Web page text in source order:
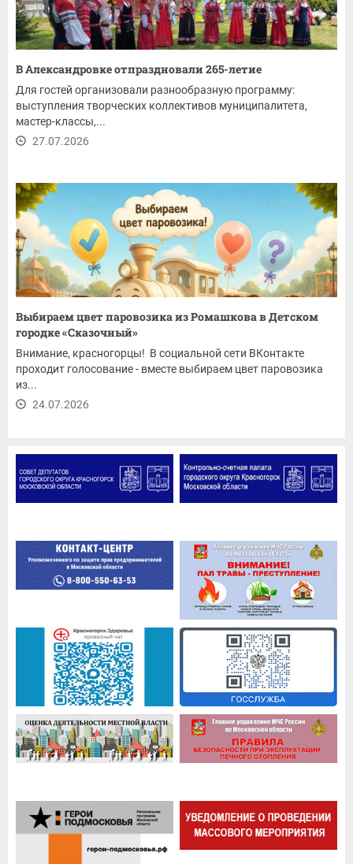
В Александровке отпраздновали 265-летие
Для гостей организовали разнообразную программу:
выступления творческих коллективов муниципалитета,
мастер-классы,...
27.07.2026
Выбираем цвет паровозика из Ромашкова в Детском
городке «Сказочный»
Внимание, красногорцы! В социальной сети ВКонтакте
проходит голосование - вместе выбираем цвет паровозика
из...
24.07.2026